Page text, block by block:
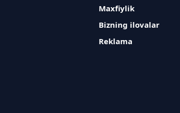
Maxfiylik
Bizning ilovalar
Reklama